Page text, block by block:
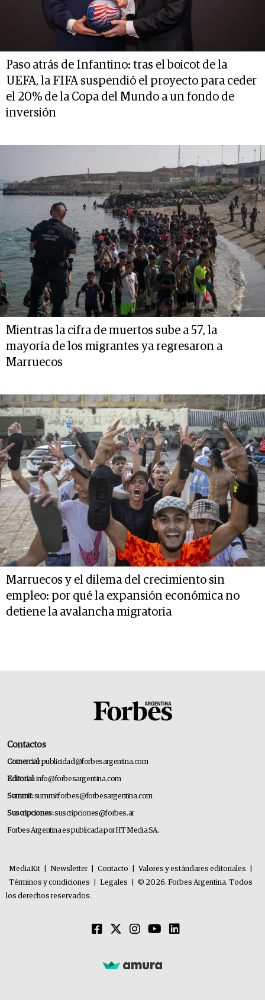
Paso atrás de Infantino: tras el boicot de la
UEFA, la FIFA suspendió el proyecto para ceder
el 20% de la Copa del Mundo a un fondo de
inversión
Mientras la cifra de muertos sube a 57, la
mayoría de los migrantes ya regresaron a
Marruecos
Marruecos y el dilema del crecimiento sin
empleo: por qué la expansión económica no
detiene la avalancha migratoria
Contactos
Comercial:publicidad@forbesargentina.com
Editorial:info@forbesargentina.com
Summit:summitforbes@forbesargentina.com
Suscripciones:suscripciones@forbes.ar
Forbes Argentina es publicada por HT Media SA.
MediaKit Newsletter Contacto Valores y estándares editoriales
Términos y condiciones
Legales
© 2026. Forbes Argentina. Todos
los derechos reservados.